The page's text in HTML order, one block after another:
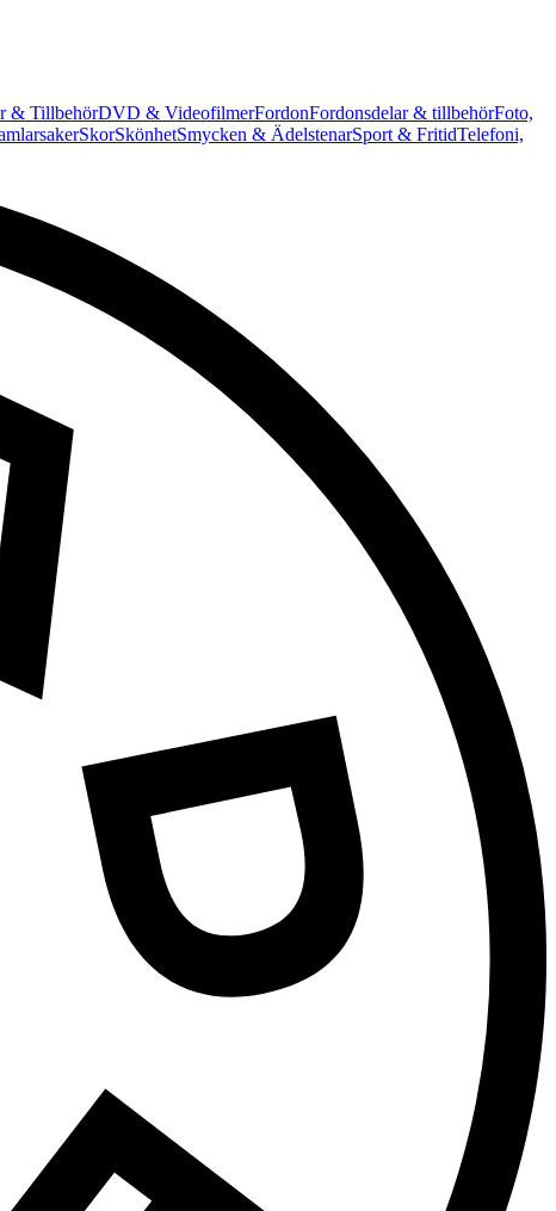
& TillbehörDVD & VideofilmerFordonFordonsdelar & tillbehörFoto,
SkorSkönhetSmycken & ÄdelstenarSport & FritidTelefoni,